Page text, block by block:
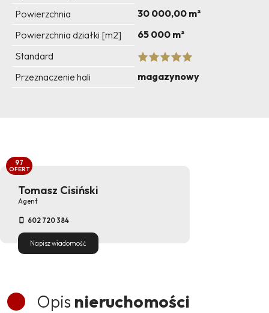
Powierzchnia
30 000,00 m²
Powierzchnia działki [m2]
65 000 m²
Standard
Przeznaczenie hali
magazynowy
Tomasz Cisiński
Agent
602 720 384
Napisz wiadomość
97
OFERT
Opis nieruchomości